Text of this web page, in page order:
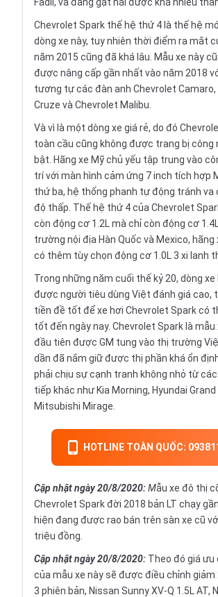
Chevrolet Spark thế hệ thứ 4 là thế hệ
dòng xe này, tuy nhiên thời điểm ra mắt
năm 2015 cũng đã khá lâu. Mẫu xe này
được nâng cấp gần nhất vào năm 2018
tương tự các đàn anh Chevrolet Camaro,
Cruze và Chevrolet Malibu.
Và vì là một dòng xe giá rẻ, do đó
toàn cầu cũng không được trang bị công
bật. Hãng xe Mỹ chủ yếu tập trung vào
trí với màn hình cảm ứng 7 inch tích hợp
thứ ba, hệ thống phanh tự động tránh va
độ thấp. Thế hệ thứ 4 của Chevrolet
còn động cơ 1.2L mà chỉ còn động cơ
trường nội địa Hàn Quốc và Mexico, hãng
có thêm tùy chọn động cơ 1.0L 3 xi lanh
Trong những năm cuối thế kỷ 20, dòng xe
được người tiêu dùng Việt đánh giá cao,
tiền đề tốt để xe hơi Chevrolet Spark có
tốt đến ngày nay. Chevrolet Spark là mẫu
đầu tiên được GM tung vào thị trường
dần đã nắm giữ được thị phần khá ổn
phải chịu sự cạnh tranh không nhỏ từ
tiếp khác như Kia Morning, Hyundai Grand
Mitsubishi Mirage.
HOTLINE TOÀN QUỐC:
Cập nhật ngày 20/8/2020:Mẫu xe đô thị
Chevrolet Spark đời 2018 bản LT chạy
hiện đang được rao bán trên sàn xe cũ
triệu đồng.
Cập nhật ngày 20/8/2020: Theo đó giá
của mẫu xe này sẽ được điều chỉnh giảm
3 phiên bản, Nissan Sunny XV-Q 1.5L AT,